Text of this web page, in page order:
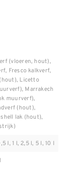
(vloeren, hout),
Fresco kalkverf,
Licetto
Marrakech
muurverf),
(hout),
lak (hout),
l, 1 l, 2,5 l, 5 l, 10 l